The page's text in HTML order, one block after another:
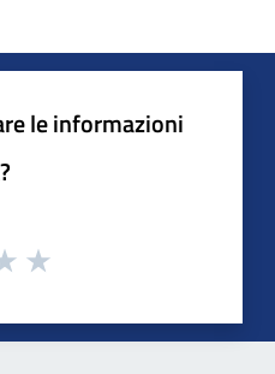
le informazioni